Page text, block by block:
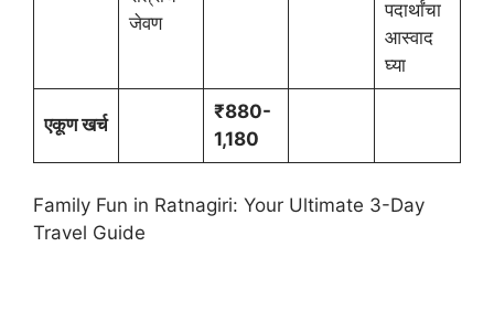
जेवण
पदार्थांचा
आस्वाद
घ्या
एकूण खर्च
₹880-
1,180
Family Fun in Ratnagiri: Your Ultimate 3-Day
Travel Guide